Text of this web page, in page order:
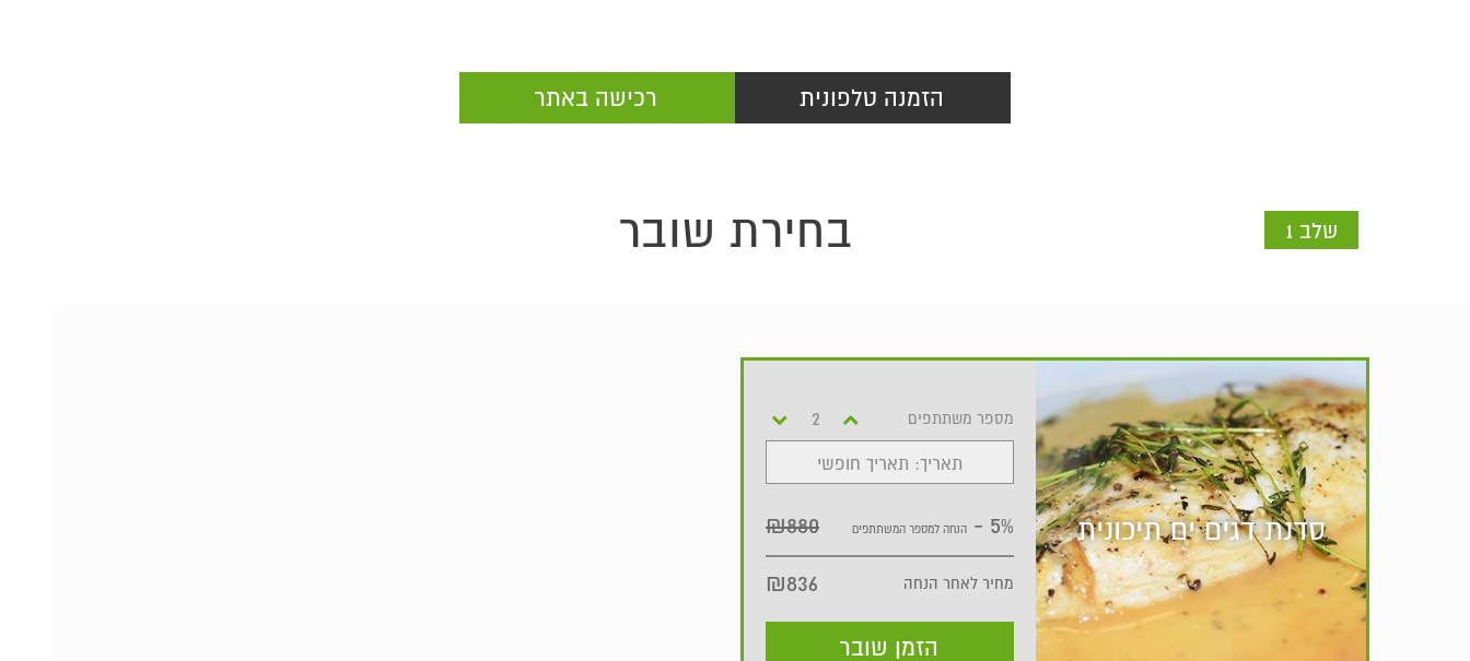
הזמנה טלפונית רכישה באתר
שלב 1 בחירת שובר
סדנת דגים ים תיכונית
מספר משתתפים
תאריך: תאריך חופשי
5% - הנחה למספר המשתתפים ₪880
מחיר לאחר הנחה ₪836
הזמן שובר